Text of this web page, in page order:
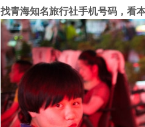
找青海知名旅行社手机号码，看